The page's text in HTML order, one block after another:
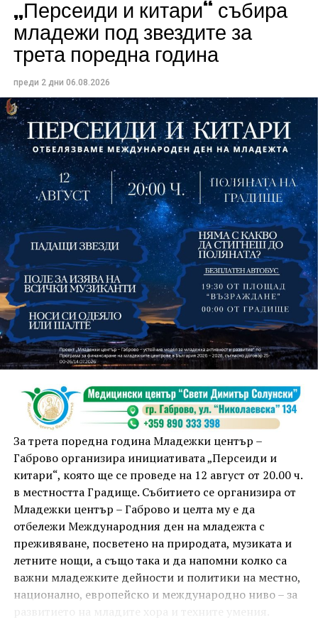
Всички събития ще се проведат в парк „Максим
Райкович“, срещу часовниковата кула, с вход
свободен. Програмата ще започне на 12 август с
изпълнители GoGo, Toria, ZoV & Vakavliev.
На 13 август организаторите са предвидили
занимания и за здрав дух, и за здраво тяло.
Инструкторката по пилатес и йога Йоанна Петрова
от FitLab ще се погрижи за добрия тонус с групова
тренировка от 19.00 ч., а след това ще има мозъчна
атака с куиз вечер за обща култура. Вечерта ще
приключи с прожекция на новия български
комедиен филм „Брънч за начинаещи“ – в парка,
под звездното дряновско небе.
„Персеиди и китари“ събира
младежи под звездите за
трета поредна година
преди 2 дни 06.08.2026
За трета поредна година Младежки център –
Габрово организира инициативата „Персеиди и
китари“, която ще се проведе на 12 август от 20.00 ч.
в местността Градище. Събитието се организира от
Младежки център – Габрово и целта му е да
отбележи Международния ден на младежта с
преживяване, посветено на природата, музиката и
летните нощи, а също така и да напомни колко са
важни младежките дейности и политики на местно,
национално, европейско и международно ниво – за